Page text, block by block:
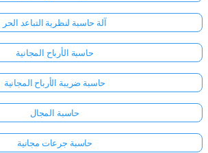
آلة حاسبة لنظرية التباعد الحر
حاسبة الأرباح المجانية
حاسبة ضريبة الأرباح المجانية
حاسبة المجال
حاسبة جرعات مجانية